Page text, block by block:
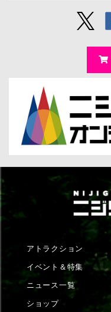
アトラクション
イベント＆特集
ニュース一覧
ショップ